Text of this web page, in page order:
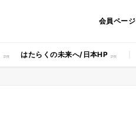
会員ページ
はたらくの未来へ/日本HP